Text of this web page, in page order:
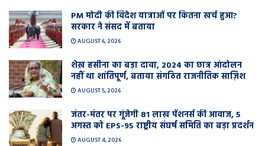
PM मोदी की विदेश यात्राओं पर कितना खर्च हुआ?
सरकार ने संसद में बताया
AUGUST 6, 2026
शेख़ हसीना का बड़ा दावा, 2024 का छात्र आंदोलन
नहीं था शांतिपूर्ण, बताया संगठित राजनीतिक साज़िश
AUGUST 5, 2026
जंतर-मंतर पर गूंजेगी 81 लाख पेंशनर्स की आवाज, 5
अगस्त को EPS-95 राष्ट्रीय संघर्ष समिति का बड़ा प्रदर्शन
AUGUST 4, 2026